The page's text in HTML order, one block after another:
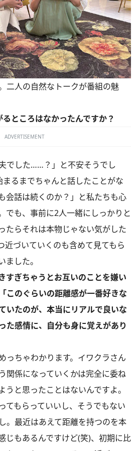
二人の自然なトークが番組の魅
ところはなかったんですか？
ADVERTISEMENT
でした……？」と不安そうでし
るまでちゃんと話したことがな
会話は続くのか？」と私たちも心
でも、事前に2人一緒にしっかりと
たらそれは本物じゃない気がした
近づいていくのも含めて見てもら
ました。
ぎちゃうとお互いのことを嫌い
このぐらいの距離感が一番好きな
いたのが、本当にリアルで良いな
た感情に、自分も身に覚えがあり
っちゃわかります。イワクラさん
関係になっていくかは完全に委ね
うと思ったことはないんですよ。
てもらっていいし、そうでもない
。最近はあえて距離を持つのを本
じもあるんですけど(笑)、初期に比